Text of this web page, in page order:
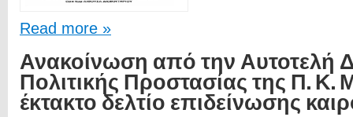
Read more »
Ανακοίνωση από την Αυτοτελή
Πολιτικής Προστασίας της Π. Κ.
έκτακτο δελτίο επιδείνωσης